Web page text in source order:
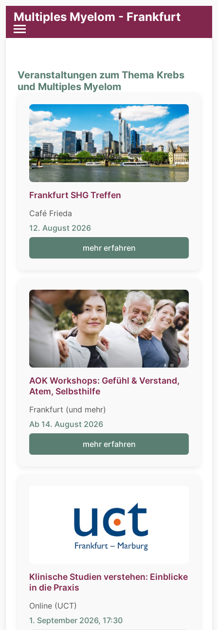
Multiples Myelom - Frankfurt
Veranstaltungen zum Thema Krebs
und Multiples Myelom
Frankfurt SHG Treffen
Café Frieda
12. August 2026
mehr erfahren
AOK Workshops: Gefühl & Verstand,
Atem, Selbsthilfe
Frankfurt (und mehr)
Ab 14. August 2026
mehr erfahren
Klinische Studien verstehen: Einblicke
in die Praxis
Online (UCT)
1. September 2026, 17:30